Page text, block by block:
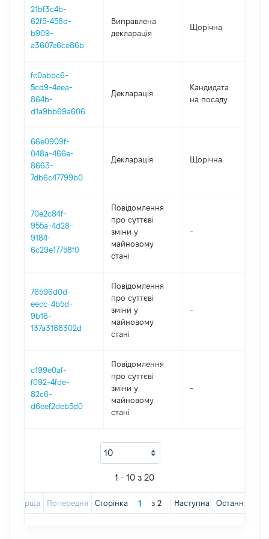
21bf3c4b-
62f5-458d-
b909-
a3607e6ce86b
Виправлена
декларація
Щорічна
fc0abbc6-
5cd9-4eea-
864b-
d1a9bb69a606
Декларація
Кандидата
на посаду
66e0909f-
048a-466e-
8663-
7db6c47799b0
Декларація Щорічна
70e2c84f-
955a-4d28-
9184-
6c29e17758f0
Повідомлення
про суттєві
зміни y
майновому
стані
-
76596d0d-
eecc-4b5d-
9b16-
137a3188302d
Повідомлення
про суттєві
зміни y
майновому
стані
-
c199e0af-
f092-4fde-
82c6-
d6eef2deb5d0
Повідомлення
про суттєві
зміни y
майновому
стані
-
1 - 10 з 20
Перша Попередня Сторінка з 2 Наступна Остання